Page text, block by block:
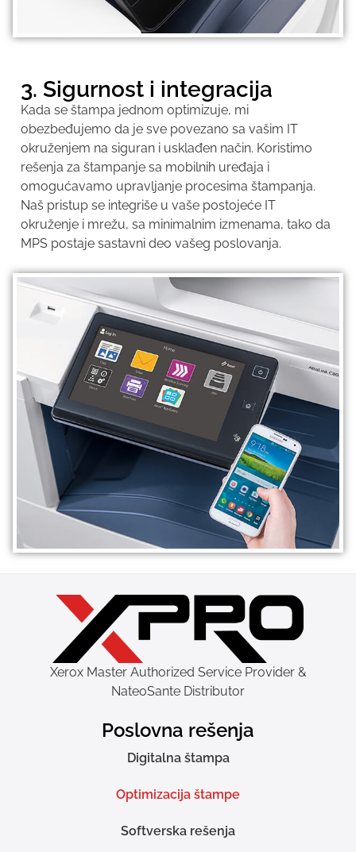
3. Sigurnost i integracija
Kada se štampa jednom optimizuje, mi
obezbeđujemo da je sve povezano sa vašim IT
okruženjem na siguran i usklađen način. Koristimo
rešenja za štampanje sa mobilnih uređaja i
omogućavamo upravljanje procesima štampanja.
Naš pristup se integriše u vaše postojeće IT
okruženje i mrežu, sa minimalnim izmenama, tako da
MPS postaje sastavni deo vašeg poslovanja.
Xerox Master Authorized Service Provider &
NateoSante Distributor
Poslovna rešenja
Digitalna štampa
Optimizacija štampe
Softverska rešenja